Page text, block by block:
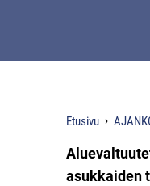
Etusivu
asukkaiden